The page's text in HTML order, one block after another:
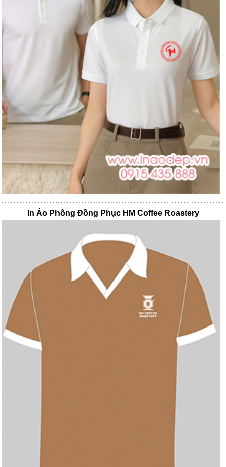
In Áo Phông Đồng Phục HM Coffee Roastery